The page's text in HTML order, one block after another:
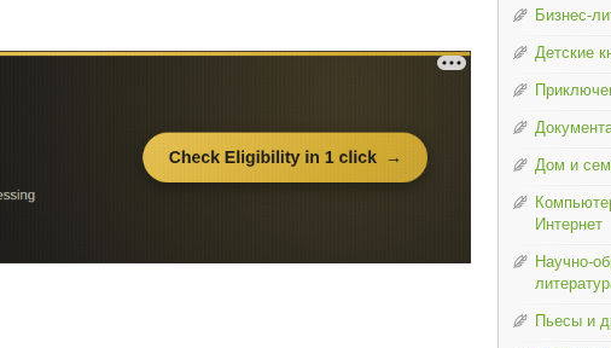
Бизнес-
Детские
Дом и
Интернет
Научно-
Пьесы и